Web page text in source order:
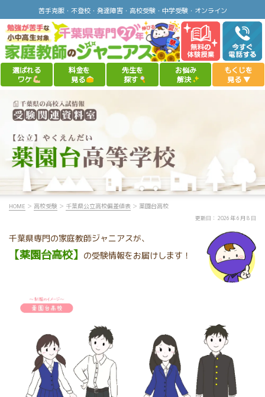
苦手克服・不登校・発達障害・高校受験・中学受験・オンライン
選ばれる
ワケ
料金を
見る
先生を
探す
お悩み
解決
もくじを
見る ▼
HOME ＞ 高校受験 ＞ 千葉県公立高校偏差値表 ＞ 薬園台高校
千葉県専門の家庭教師ジャニアスが、
【薬園台高校】 の受験情報をお届けします！